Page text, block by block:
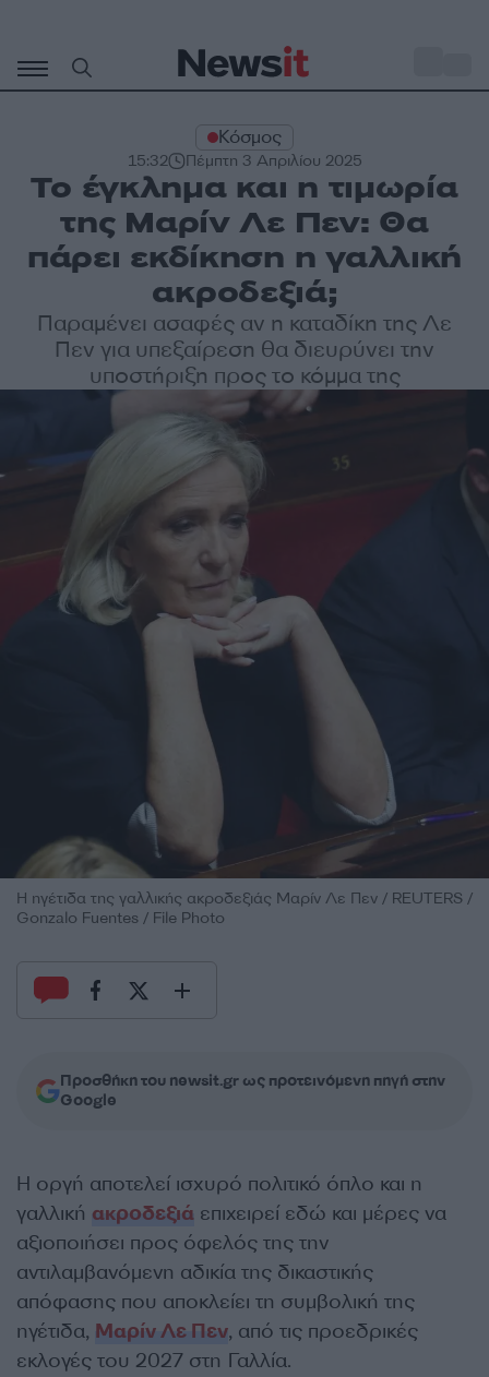
περιεχόμενο
Κόσμος
15:32 Πέμπτη 3 Απριλίου 2025
Το έγκλημα και η τιμωρία
της Μαρίν Λε Πεν: Θα
πάρει εκδίκηση η γαλλική
ακροδεξιά;
Παραμένει ασαφές αν η καταδίκη της Λε
Πεν για υπεξαίρεση θα διευρύνει την
υποστήριξη προς το κόμμα της
Η ηγέτιδα της γαλλικής ακροδεξιάς Μαρίν Λε Πεν / REUTERS /
Gonzalo Fuentes / File Photo
Προσθήκη του newsit.gr ως προτεινόμενη πηγή στην
Google
Η οργή αποτελεί ισχυρό πολιτικό όπλο και η
γαλλική ακροδεξιά επιχειρεί εδώ και μέρες να
αξιοποιήσει προς όφελός της την
αντιλαμβανόμενη αδικία της δικαστικής
απόφασης που αποκλείει τη συμβολική της
ηγέτιδα, Μαρίν Λε Πεν, από τις προεδρικές
εκλογές του 2027 στη Γαλλία.